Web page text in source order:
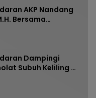
AKP Nandang
Bersama
Ruko
Dampingi
Subuh Keliling di
Pererat